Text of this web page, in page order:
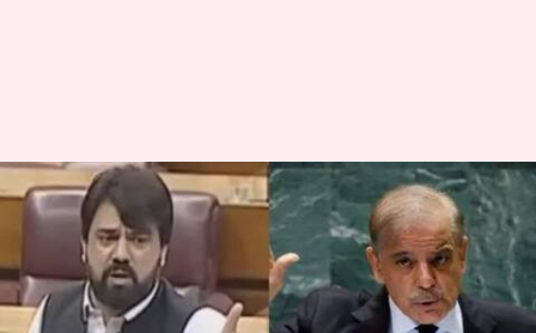
Pakistan:'మా ప్రధాని పిరికివాడు'..
పార్లమెంటులో పాక్‌ ఎంపీ ఫైర్‌
వ్రాసిన వారు Jayachandra Akuri May 09, 2025 05:22 pm